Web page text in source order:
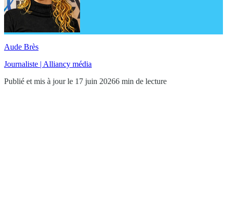
Aude Brès
Journaliste | Alliancy média
Publié et mis à jour le 17 juin 20266 min de lecture